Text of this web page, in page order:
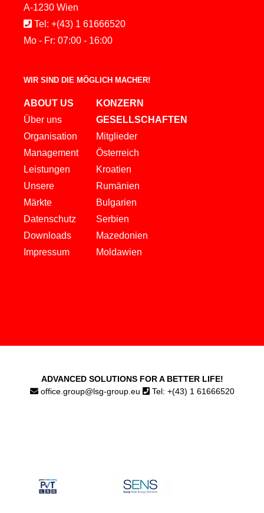
A-1230 Wien
Tel: +(43) 1 61666520
Mo - Fr: 07:00 - 16:00
WIR SIND DIE MÖGLICH MACHER!
ABOUT US
Über uns
Organisation
Management
Leistungen
Unsere
Märkte
Datenschutz
Downloads
Impressum
KONZERN
GESELLSCHAFTEN
Mitglieder
Österreich
Kroatien
Rumänien
Bulgarien
Serbien
Mazedonien
Moldawien
ADVANCED SOLUTIONS FOR A BETTER LIFE!
office.group@lsg-group.eu
Tel: +(43) 1 61666520